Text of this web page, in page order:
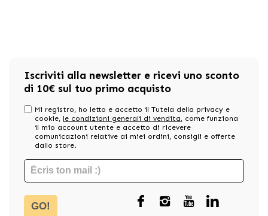
Iscriviti alla newsletter e ricevi uno sconto
di 10€ sul tuo primo acquisto
Mi registro, ho letto e accetto il Tutela della privacy e
cookie, le condizioni generali di vendita, come funziona
il mio account utente e accetto di ricevere
comunicazioni relative ai miei ordini, consigli e offerte
dallo store.
GO!